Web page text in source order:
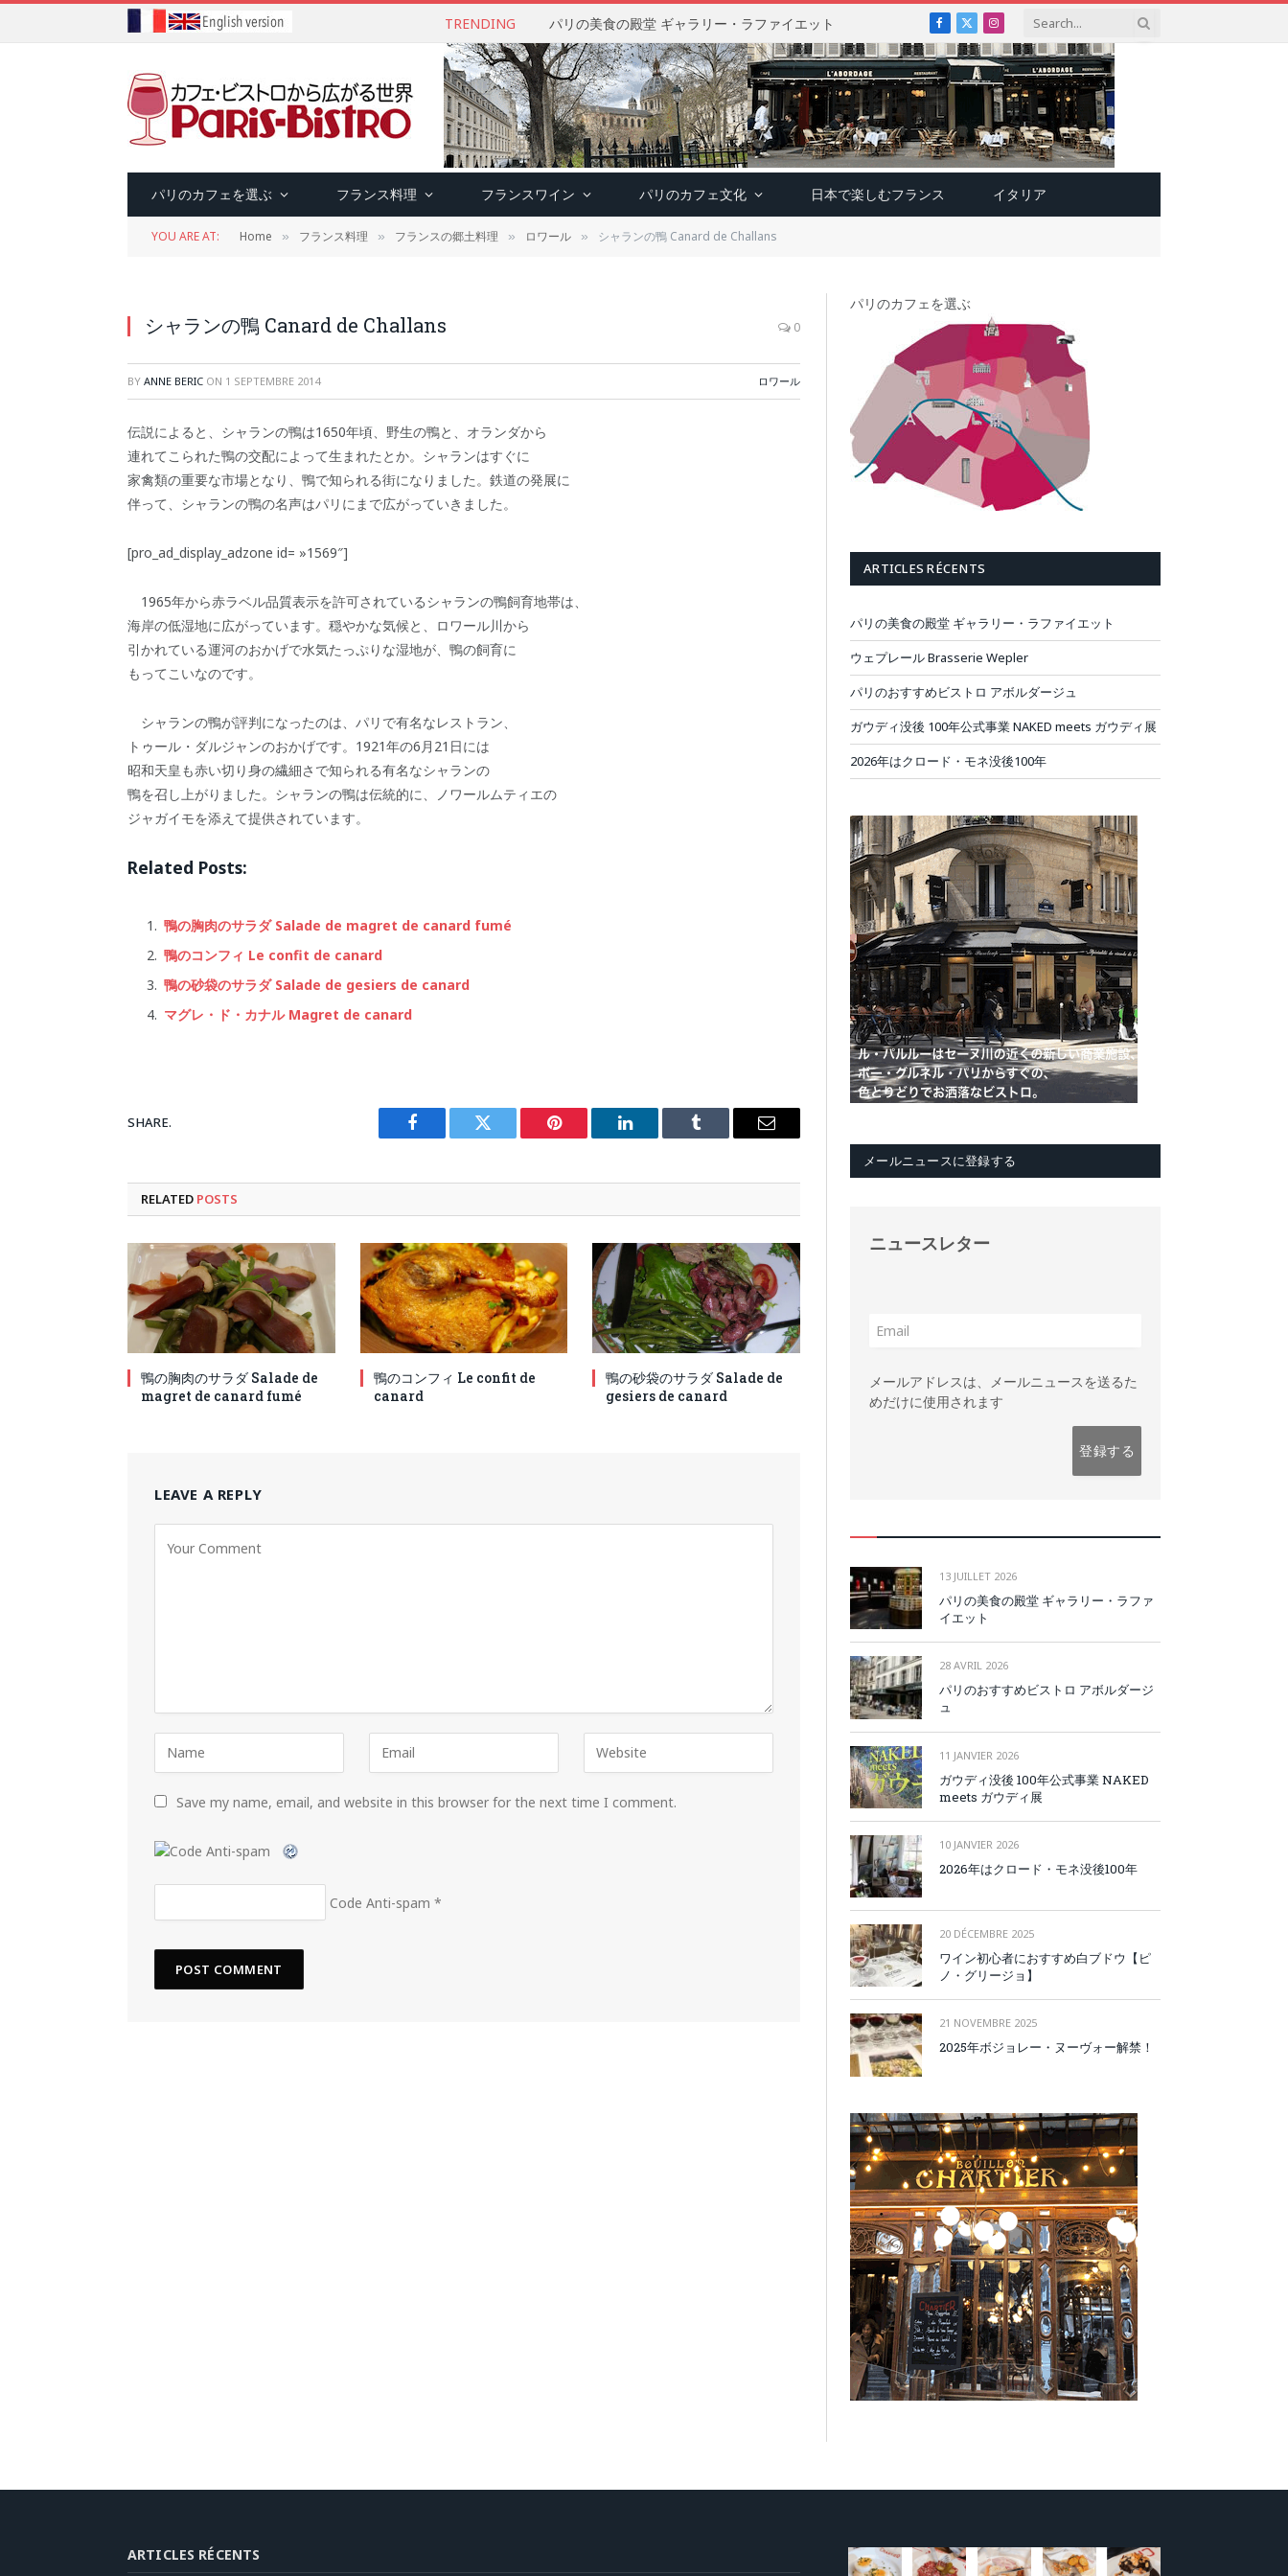
TRENDING パリの美食の殿堂 ギャラリー・ラファイエット Facebook
X
(Twitter)
Instagram
パリのカフェを選ぶ フランス料理 フランスワイン パリのカフェ文化 日本で楽しむフランス イタリア
YOU ARE AT: Home » フランス料理 » フランスの郷土料理 » ロワール » シャランの鴨 Canard de Challans
シャランの鴨 Canard de Challans 0
BY ANNE BERIC ON 1 SEPTEMBRE 2014 ロワール
伝説によると、シャランの鴨は1650年頃、野生の鴨と、オランダから
連れてこられた鴨の交配によって生まれたとか。シャランはすぐに
家禽類の重要な市場となり、鴨で知られる街になりました。鉄道の発展に
伴って、シャランの鴨の名声はパリにまで広がっていきました。
[pro_ad_display_adzone id= »1569″]
1965年から赤ラベル品質表示を許可されているシャランの鴨飼育地帯は、
海岸の低湿地に広がっています。穏やかな気候と、ロワール川から
引かれている運河のおかげで水気たっぷりな湿地が、鴨の飼育に
もってこいなのです。
シャランの鴨が評判になったのは、パリで有名なレストラン、
トゥール・ダルジャンのおかげです。1921年の6月21日には
昭和天皇も赤い切り身の繊細さで知られる有名なシャランの
鴨を召し上がりました。シャランの鴨は伝統的に、ノワールムティエの
ジャガイモを添えて提供されています。
Related Posts:
鴨の胸肉のサラダ Salade de magret de canard fumé
鴨のコンフィ Le confit de canard
鴨の砂袋のサラダ Salade de gesiers de canard
マグレ・ド・カナル Magret de canard
SHARE.
Facebook Twitter Pinterest LinkedIn Tumblr Email
RELATED POSTS
鴨の胸肉のサラダ Salade de
magret de canard fumé
鴨のコンフィ Le confit de
canard
鴨の砂袋のサラダ Salade de
gesiers de canard
LEAVE A REPLY
Save my name, email, and website in this browser for the next time I comment.
Code Anti-spam *
パリのカフェを選ぶ
ARTICLES RÉCENTS
パリの美食の殿堂 ギャラリー・ラファイエット
ウェプレール Brasserie Wepler
パリのおすすめビストロ アボルダージュ
ガウディ没後 100年公式事業 NAKED meets ガウディ展
2026年はクロード・モネ没後100年
メールニュースに登録する
ニュースレター
メールアドレスは、メールニュースを送るた
めだけに使用されます
13 JUILLET 2026
パリの美食の殿堂 ギャラリー・ラファ
イエット
28 AVRIL 2026
パリのおすすめビストロ アボルダージ
ュ
11 JANVIER 2026
ガウディ没後 100年公式事業 NAKED
meets ガウディ展
10 JANVIER 2026
2026年はクロード・モネ没後100年
20 DÉCEMBRE 2025
ワイン初心者におすすめ白ブドウ【ピ
ノ・グリージョ】
21 NOVEMBRE 2025
2025年ボジョレー・ヌーヴォー解禁！
ARTICLES RÉCENTS